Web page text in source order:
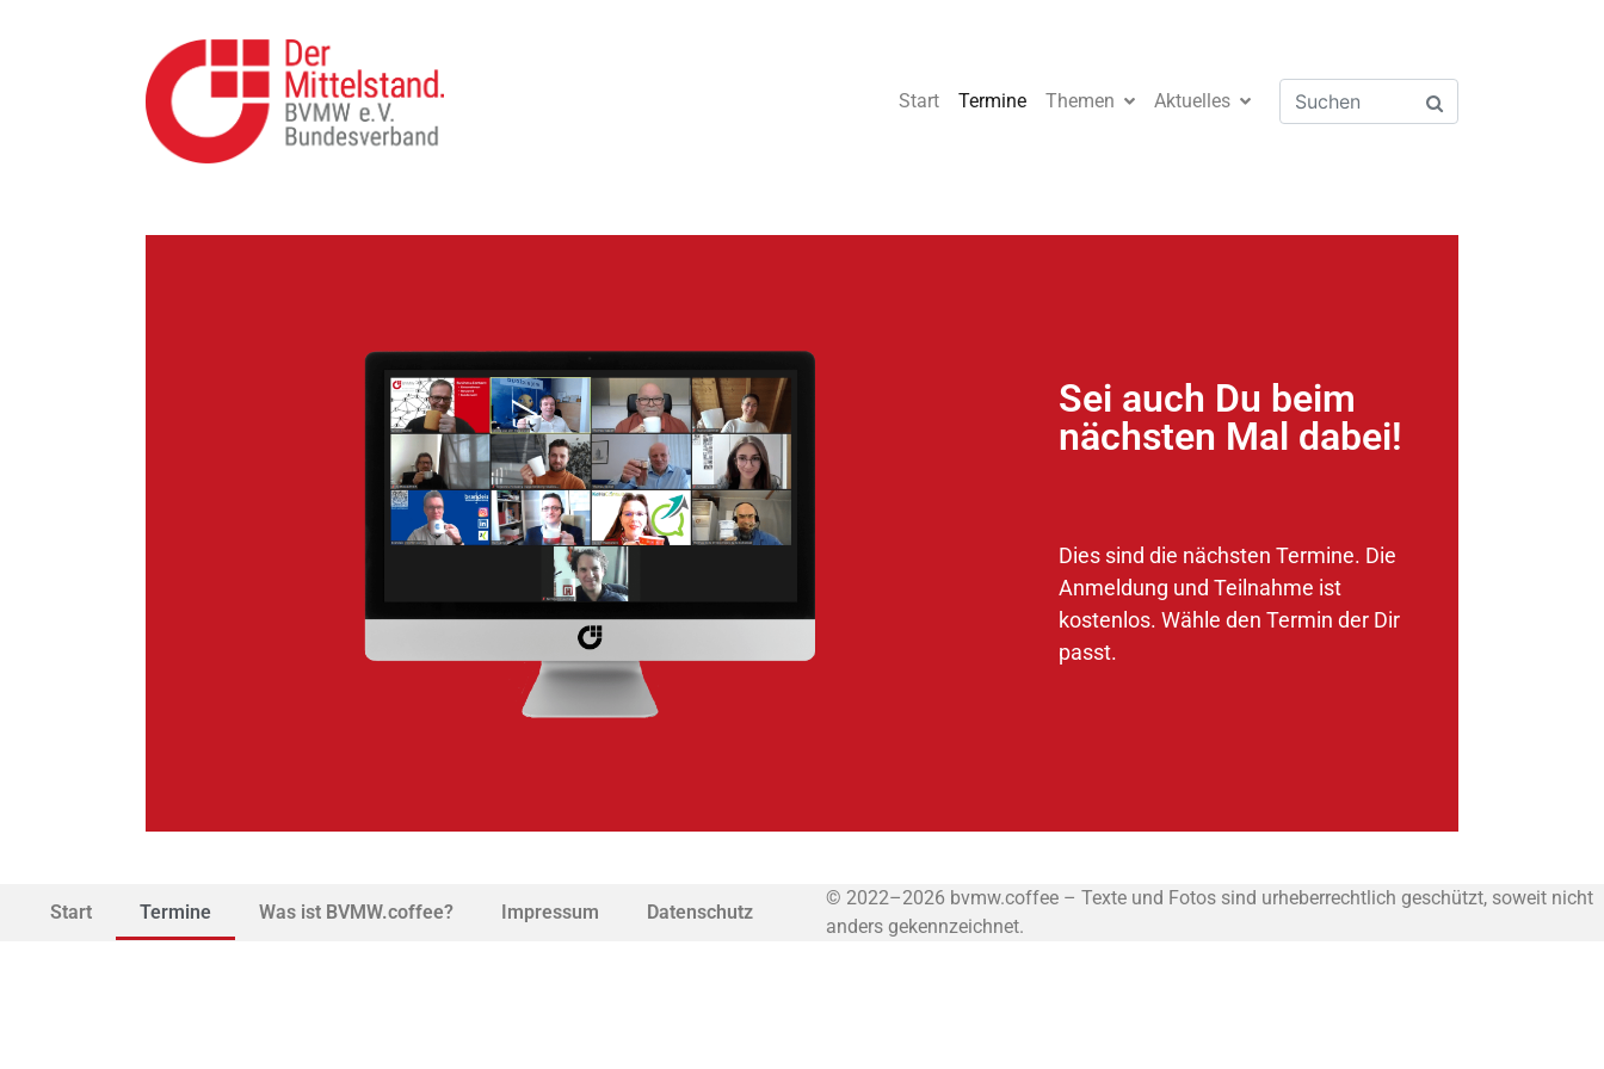
Start Termine Themen Aktuelles
Sei auch Du beim
nächsten Mal dabei!
Dies sind die nächsten Termine. Die
Anmeldung und Teilnahme ist
kostenlos. Wähle den Termin der Dir
passt.
Start Termine Was ist BVMW.coffee? Impressum Datenschutz
© 2022–2026 bvmw.coffee – Texte und Fotos sind urheberrechtlich geschützt, soweit nicht
anders gekennzeichnet.